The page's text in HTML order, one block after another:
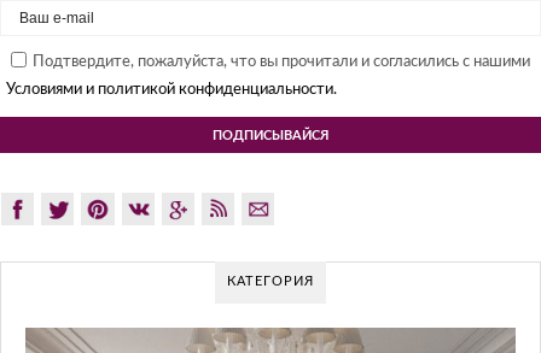
Подтвердите, пожалуйста, что вы прочитали и согласились с нашими
Условиями и политикой конфиденциальности.
КАТЕГОРИЯ